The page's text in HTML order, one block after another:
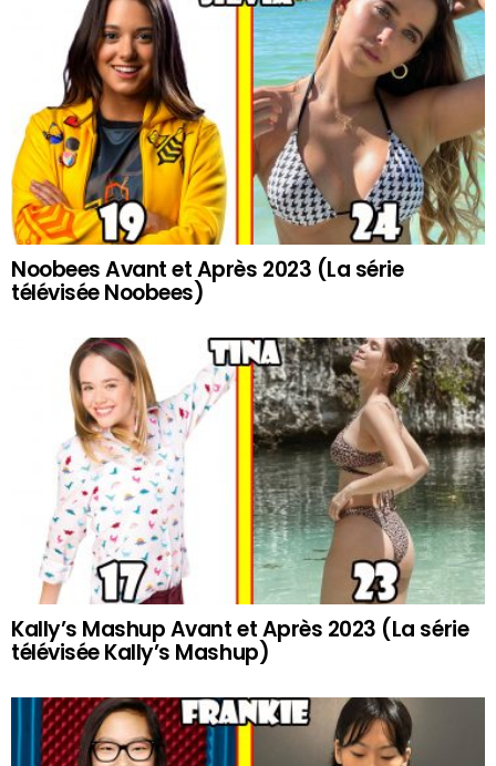
Noobees Avant et Après 2023 (La série
télévisée Noobees)
Kally’s Mashup Avant et Après 2023 (La série
télévisée Kally’s Mashup)